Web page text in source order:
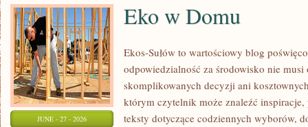
JUNE - 27 - 2026
Eko w Domu
Ekos-Sułów to wartościowy blog
odpowiedzialność za środowisko nie
skomplikowanych decyzji ani
którym czytelnik może znaleźć inspiracje,
teksty dotyczące codziennych wyborów,